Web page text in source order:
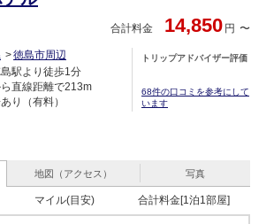
合計料金 14,850 円
徳島市周辺
島駅より徒歩1分
直線距離で213m
り（有料）
トリップアドバイザー評価
68件の口コミを参考にして
います
地図（アクセス） 写真
マイル(目安) 合計料金[1泊1部屋]